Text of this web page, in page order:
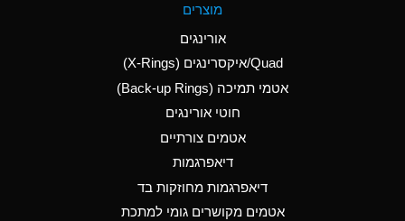
Aluminum Nitrate
(Aqueous)
Aluminum Phosphate
Ammonia Anhydrous
D
מוצרים
אורינגים
Quad/איקסרינגים (X-Rings)
אטמי תמיכה (Back-up Rings)
חוטי אורינגים
אטמים צורתיים
דיאפרגמות
דיאפרגמות מחוזקות בד
אטמים מקושרים גומי למתכת